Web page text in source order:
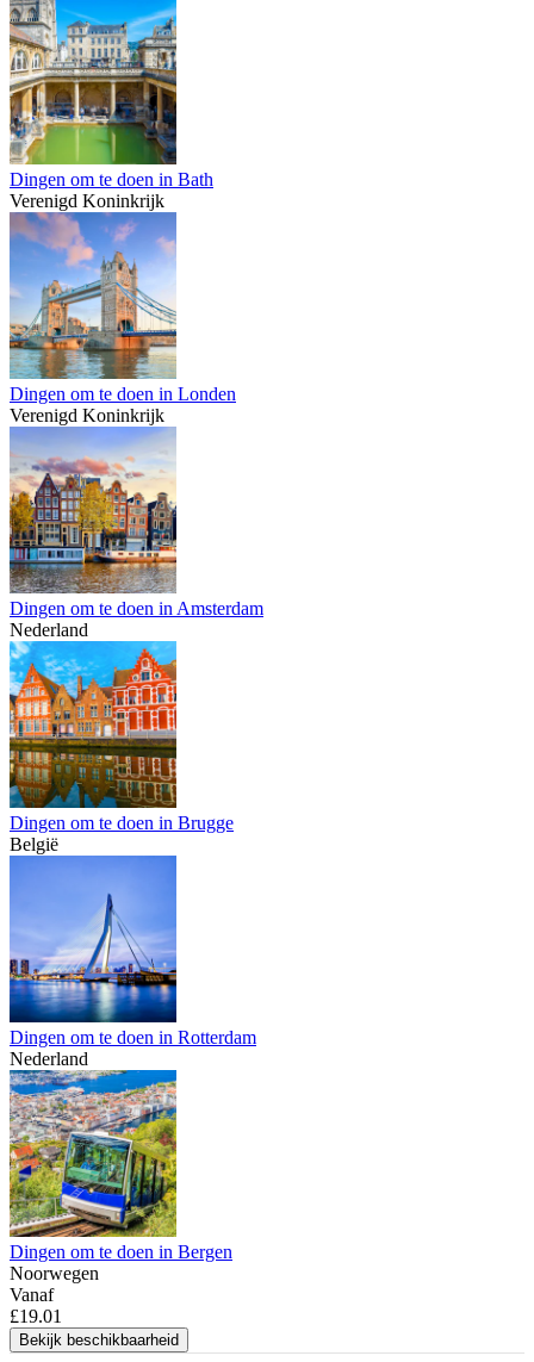
Dingen om te doen in Bath
Verenigd Koninkrijk
Dingen om te doen in Londen
Verenigd Koninkrijk
Dingen om te doen in Amsterdam
Nederland
Dingen om te doen in Brugge
België
Dingen om te doen in Rotterdam
Nederland
Dingen om te doen in Bergen
Noorwegen
Vanaf
£19.01
Bekijk beschikbaarheid